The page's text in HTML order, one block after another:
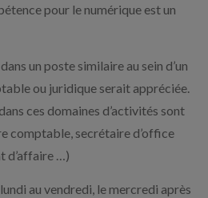
pour le numérique est un
un poste similaire au sein d’un
ou juridique serait appréciée.
ces domaines d’activités sont
comptable, secrétaire d’office
d’affaire …)
au vendredi, le mercredi après